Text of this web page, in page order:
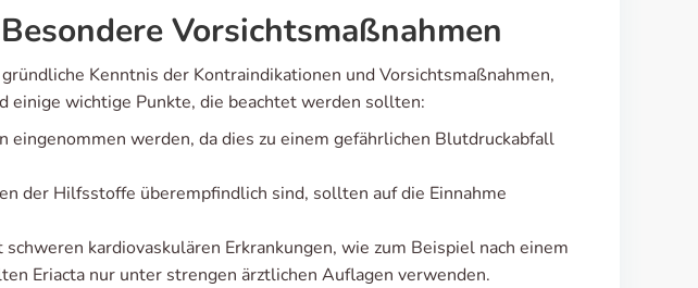
Vorsichtsmaßnahmen
Kenntnis der Kontraindikationen und Vorsichtsmaßnahmen,
einige wichtige Punkte, die beachtet werden sollten:
eingenommen werden, da dies zu einem gefährlichen Blutdruckabfall
der Hilfsstoffe überempfindlich sind, sollten auf die Einnahme
kardiovaskulären Erkrankungen, wie zum Beispiel nach einem
Eriacta nur unter strengen ärztlichen Auflagen verwenden.